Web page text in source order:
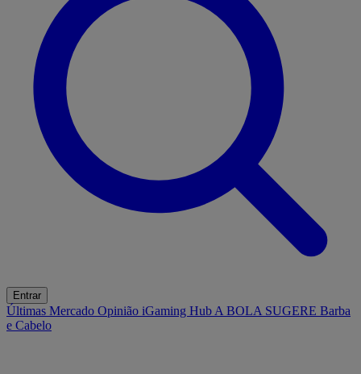
Entrar
Últimas Mercado Opinião iGaming Hub A BOLA SUGERE Barba
e Cabelo